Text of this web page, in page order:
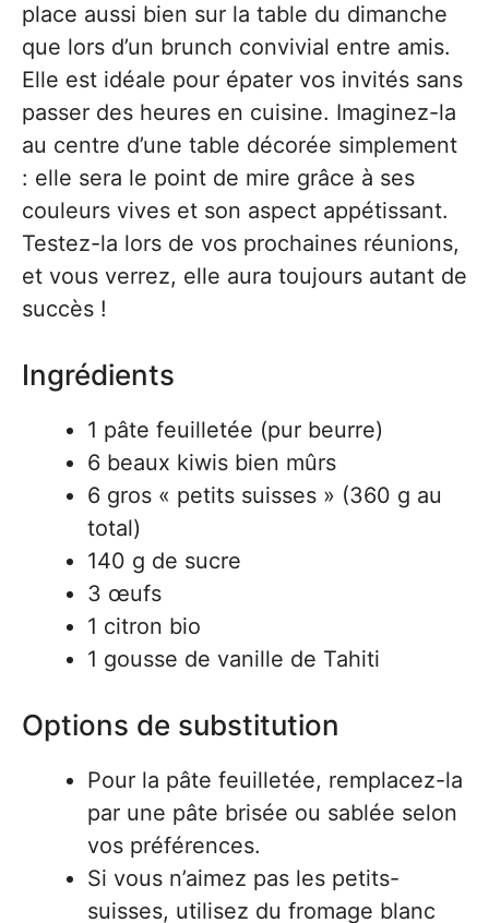
place aussi bien sur la table du dimanche
que lors d’un brunch convivial entre amis.
Elle est idéale pour épater vos invités sans
passer des heures en cuisine. Imaginez-la
au centre d’une table décorée simplement
: elle sera le point de mire grâce à ses
couleurs vives et son aspect appétissant.
Testez-la lors de vos prochaines réunions,
et vous verrez, elle aura toujours autant de
succès !
Ingrédients
1 pâte feuilletée (pur beurre)
6 beaux kiwis bien mûrs
6 gros « petits suisses » (360 g au
total)
140 g de sucre
3 œufs
1 citron bio
1 gousse de vanille de Tahiti
Options de substitution
Pour la pâte feuilletée, remplacez-la
par une pâte brisée ou sablée selon
vos préférences.
Si vous n’aimez pas les petits-
suisses, utilisez du fromage blanc